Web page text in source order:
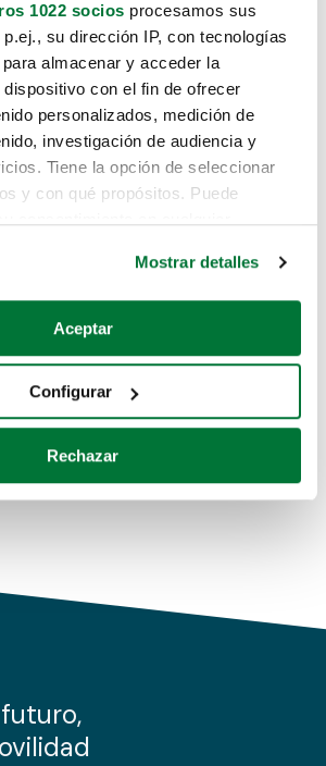
1022 socios procesamos sus
su dirección IP, con tecnologías
almacenar y acceder la
con el fin de ofrecer
personalizados, medición de
investigación de audiencia y
Tiene la opción de seleccionar
y con qué propósitos. Puede
quisiéramos:
sobre su ubicación geográfica
analizándolo activamente
específicas (huellas
sobre cómo se procesan sus
uso que haga del sitio web con
redes sociales, publicidad y análisis
Mostrar detalles
Aceptar
Configurar
Rechazar
no sabemos como
hasta aquí.
el coche que estás
de estos enlaces:
mano